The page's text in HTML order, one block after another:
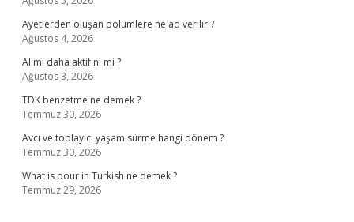
Ayetlerden oluşan bölümlere ne ad verilir ?
Ağustos 4, 2026
Al mı daha aktif ni mi ?
Ağustos 3, 2026
TDK benzetme ne demek ?
Temmuz 30, 2026
Avcı ve toplayıcı yaşam sürme hangi dönem ?
Temmuz 30, 2026
What is pour in Turkish ne demek ?
Temmuz 29, 2026